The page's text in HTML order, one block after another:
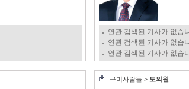
연관 검색된 기사가 없습
연관 검색된 기사가 없습
연관 검색된 기사가 없습
구미사람들 > 도의원